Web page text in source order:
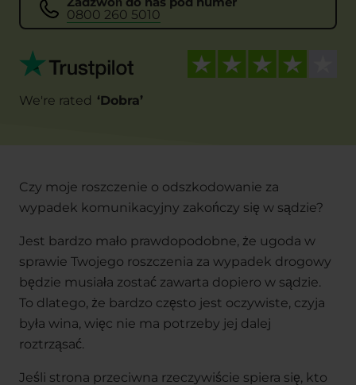
0800 260 5010
We're rated ‘Dobra’
Czy moje roszczenie o odszkodowanie za
wypadek komunikacyjny zakończy się w sądzie?
Jest bardzo mało prawdopodobne, że ugoda w
sprawie Twojego roszczenia za wypadek drogowy
będzie musiała zostać zawarta dopiero w sądzie.
To dlatego, że bardzo często jest oczywiste, czyja
była wina, więc nie ma potrzeby jej dalej
roztrząsać.
Jeśli strona przeciwna rzeczywiście spiera się, kto